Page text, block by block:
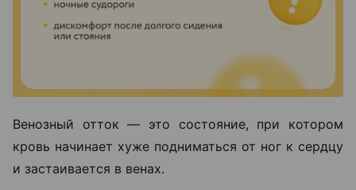
Венозный отток — это состояние, при котором
кровь начинает хуже подниматься от ног к сердцу
и застаивается в венах.